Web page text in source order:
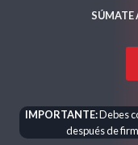
SÚMATE
IMPORTANTE:Debes
después de